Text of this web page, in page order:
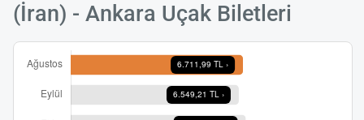
(İran) - Ankara Uçak Biletleri